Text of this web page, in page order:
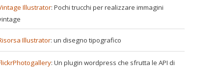
Illustrator: Pochi trucchi per realizzare immagini
Illustrator: un disegno tipografico
: Un plugin wordpress che sfrutta le API di